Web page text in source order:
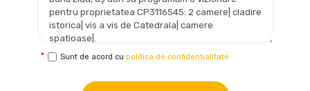
Sunt de acord cu politica de confidențialitate